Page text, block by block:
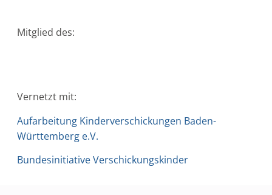
Mitglied des:
Vernetzt mit:
Aufarbeitung Kinderverschickungen Baden-
Württemberg e.V.
Bundesinitiative Verschickungskinder